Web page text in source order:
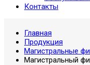
Контакты
Главная
Продукция
Магистральные
Магистральный